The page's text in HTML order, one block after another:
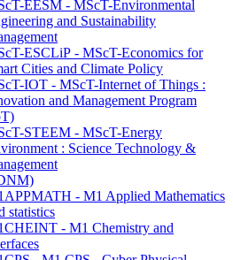
EESM - MScT-Environmental
and Sustainability
ESCLiP - MScT-Economics for
Cities and Climate Policy
IOT - MScT-Internet of Things :
and Management Program
STEEM - MScT-Energy
: Science Technology &
- M1 Applied Mathematics
statistics
- M1 Chemistry and